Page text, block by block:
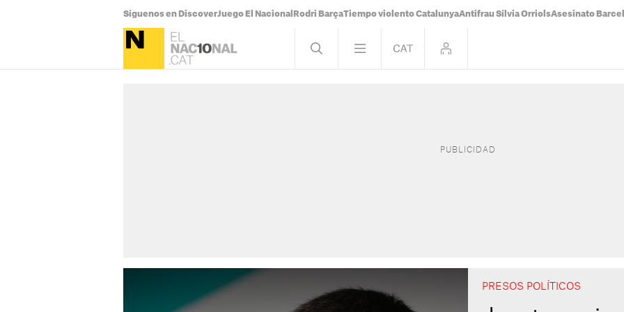
Síguenos en DiscoverJuego El Nacional Rodri BarçaTiempo violento CatalunyaAntifrau Sílvia OrriolsAsesinato
PRESOS POLÍTICOS